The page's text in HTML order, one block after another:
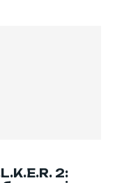
2: